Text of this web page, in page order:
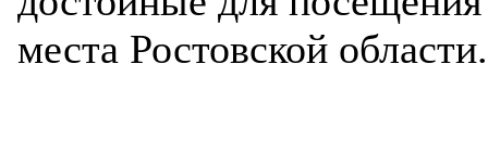
места Ростовской области.